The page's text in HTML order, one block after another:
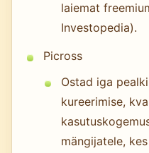
laiemat
Investopedia).
Picross
Ostad iga
kureerimise,
mängijatele,